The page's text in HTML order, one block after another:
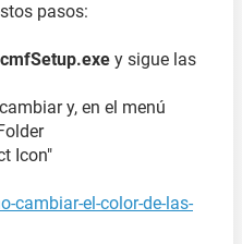
pasos:
cmfSetup.exe y sigue las
y, en el menú
Icon"
cambiar-el-color-de-las-